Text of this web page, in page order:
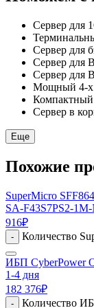
Сервер для
Сервер для
Сервер для
Сервер для
Мощный 4-х
Компактный
Сервер в
Еще
Похожие
SuperMicro
SA-F43S7PS2-
916₽
- Количество
ИБП CyberPower
1-4 дня
182 376₽
- Количество